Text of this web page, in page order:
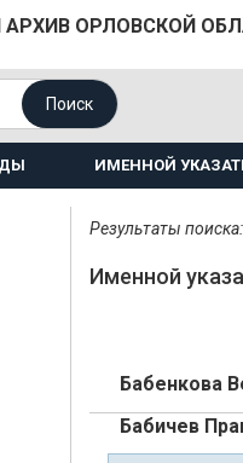
ОРЛОВСКОЙ
Поиск
ИМЕННОЙ
Результаты
Именной
Бабенкова
Бабичев